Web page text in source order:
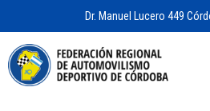
Dr. Manuel Lucero 449